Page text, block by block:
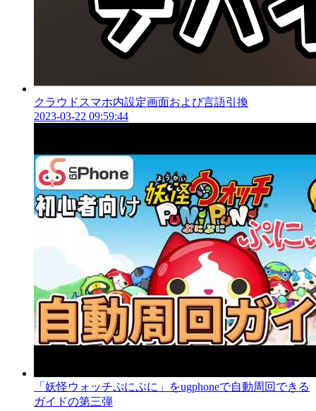
クラウドスマホ内設定画面および言語引換
2023-03-22 09:59:44
「妖怪ウォッチぷにぷに」をugphoneで自動周回できる
ガイドの第三弾